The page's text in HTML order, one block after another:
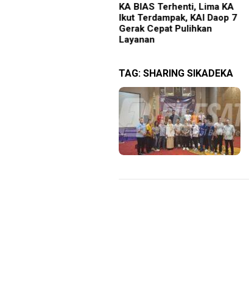
KA BIAS Terhenti, Lima KA
Ikut Terdampak, KAI Daop 7
Gerak Cepat Pulihkan
Layanan
TAG: SHARING SIKADEKA